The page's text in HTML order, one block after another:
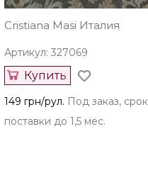
Cristiana Masi Италия
Артикул: 327069
Купить
149 грн/рул. Под заказ, срок
поставки до 1,5 мес.